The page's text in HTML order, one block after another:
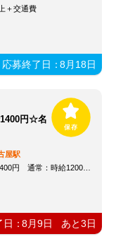
＋交通費
応募終了日：8月18日
1400円☆名
屋駅
時給1200円～＋交通費全額支給
日：8月9日 あと3日